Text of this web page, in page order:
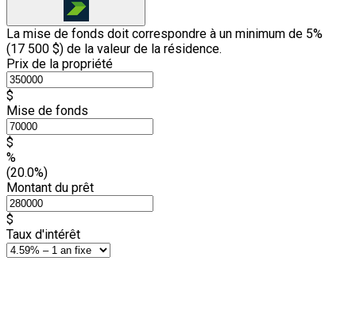
La mise de fonds doit correspondre à un minimum de 5%
(17 500 $) de la valeur de la résidence.
Prix de la propriété
$
Mise de fonds
$
%
(20.0%)
Montant du prêt
$
Taux d'intérêt